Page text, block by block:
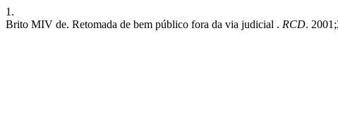
1.
Brito MIV de. Retomada de bem público fora da via judicial . RCD.